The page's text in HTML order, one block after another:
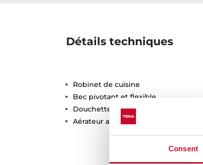
Consent
Détails techniques
Robinet de cuisine
Bec pivotant et flexible
Douchette à main
Aérateur anti-calcaire